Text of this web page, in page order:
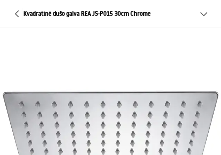
Kvadratinė dušo galva REA JS-P015 30cm Chrome